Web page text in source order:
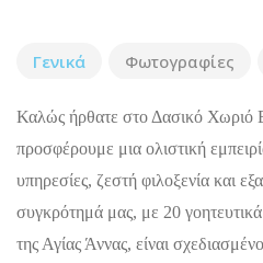
Γενικά Φωτογραφίες
Καλώς ήρθατε στο Δασικό Χωριό
προσφέρουμε μια ολιστική
υπηρεσίες, ζεστή φιλοξενία και
συγκρότημά μας, με 20
της Αγίας Άννας, είναι